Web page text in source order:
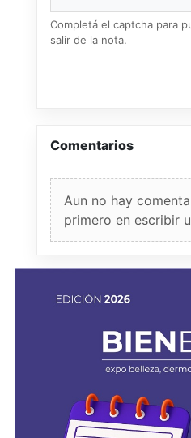
Completá el captcha para
salir de la nota.
Comentarios
Aun no hay
primero en escribir